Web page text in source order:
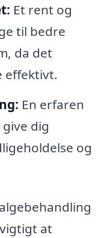
Et rent og
til bedre
da det
effektivt.
En erfaren
dig
og
at